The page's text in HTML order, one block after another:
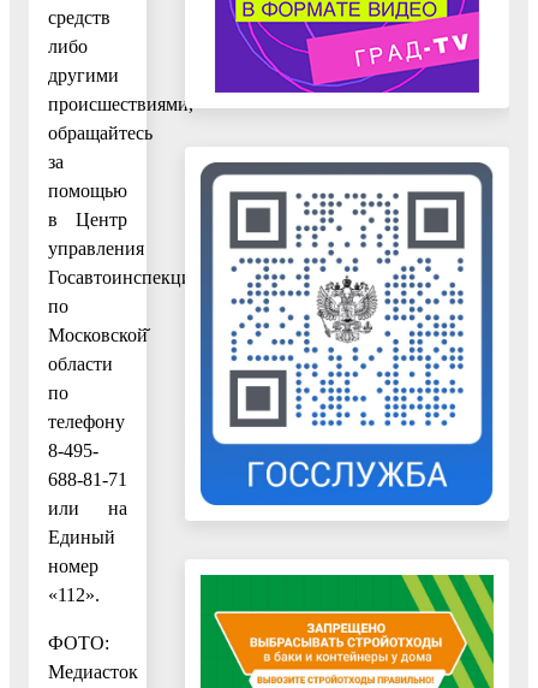
средств
либо
другими
происшествиями,
обращайтесь
за
помощью
в Центр
управления
Госавтоинспекции
по
Московской̆
области
по
телефону
8-495-
688-81-71
или на
Единый
номер
«112».
ФОТО:
Медиасток